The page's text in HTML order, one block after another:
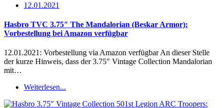
12.01.2021
Hasbro TVC 3.75″ The Mandalorian (Beskar Armor):
Vorbestellung bei Amazon verfügbar
12.01.2021: Vorbestellung via Amazon verfügbar An dieser Stelle
der kurze Hinweis, dass der 3.75″ Vintage Collection Mandalorian
mit…
Weiterlesen...